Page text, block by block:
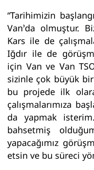
“Tarihimizin
Van’da olmuştur.
Kars ile de
Iğdır ile de
için Van ve Van
sizinle çok büyük
bu projede ilk
çalışmalarımıza
da yapmak
bahsetmiş
yapacağımız
etsin ve bu süreci